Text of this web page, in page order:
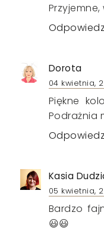
Odpowiedz
Dorota
04 kwietnia,
Piękne
Podrażnia
Odpowiedz
Kasia
05 kwietnia,
Bardzo
😃😃